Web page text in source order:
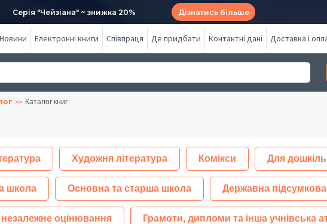
Серія "Чейзіана" ~ знижка 20% Дізнатись більше
Новини Електронні книги Співпраця Де придбати Контактні дані Доставка і
Каталог книг
Художня література Комікси Для
школа Основна та старша школа Державна підсумкова
оцінювання Грамоти, дипломи та інша учнівська